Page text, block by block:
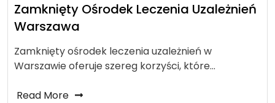
Zamknięty Ośrodek Leczenia Uzależnień
Warszawa
Zamknięty ośrodek leczenia uzależnień w
Warszawie oferuje szereg korzyści, które…
Read More